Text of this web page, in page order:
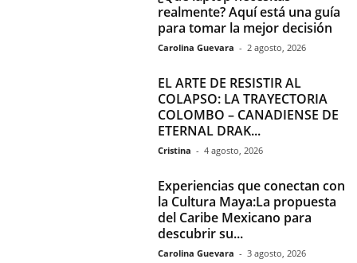
realmente? Aquí está una guía
para tomar la mejor decisión
Carolina Guevara - 2 agosto, 2026
EL ARTE DE RESISTIR AL
COLAPSO: LA TRAYECTORIA
COLOMBO – CANADIENSE DE
ETERNAL DRAK...
Cristina - 4 agosto, 2026
Experiencias que conectan con
la Cultura Maya:La propuesta
del Caribe Mexicano para
descubrir su...
Carolina Guevara - 3 agosto, 2026